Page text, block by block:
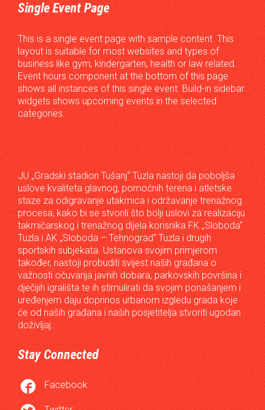
Single Event Page
This is a single event page with sample content. This
layout is suitable for most websites and types of
business like gym, kindergarten, health or law related.
Event hours component at the bottom of this page
shows all instances of this single event. Build-in sidebar
widgets shows upcoming events in the selected
categories.
JU „Gradski stadion Tušanj“ Tuzla nastoji da poboljša
uslove kvaliteta glavnog, pomoćnih terena i atletske
staze za odigravanje utakmica i održavanje trenažnog
procesa, kako bi se stvorili što bolji uslovi za realizaciju
takmičarskog i trenažnog dijela korisnika FK „Sloboda“
Tuzla i AK „Sloboda – Tehnograd“ Tuzla i drugih
sportskih subjekata. Ustanova svojim primjerom
također, nastoji probuditi svijest naših građana o
važnosti očuvanja javnih dobara, parkovskih površina i
dječijih igrališta te ih stimulirati da svojim ponašanjem i
uređenjem daju doprinos urbanom izgledu grada koje
će od naših građana i naših posjetitelja stvoriti ugodan
doživljaj.
Stay Connected
 Facebook